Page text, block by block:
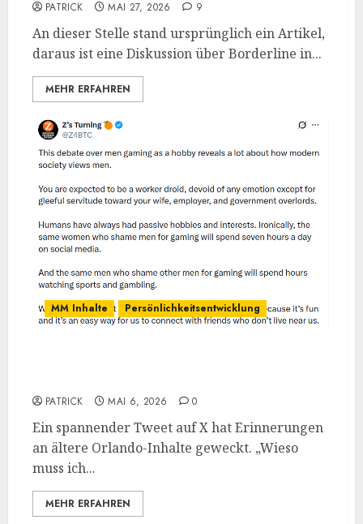
PATRICK MAI 27, 2026 9
An dieser Stelle stand ursprünglich ein Artikel,
daraus ist eine Diskussion über Borderline in...
MEHR ERFAHREN
MM Inhalte Persönlichkeitsentwicklung
PATRICK MAI 6, 2026 0
Ein spannender Tweet auf X hat Erinnerungen
an ältere Orlando-Inhalte geweckt. „Wieso
muss ich...
MEHR ERFAHREN